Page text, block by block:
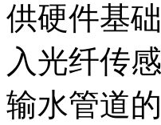
供硬件基
入光纤传
输水管道